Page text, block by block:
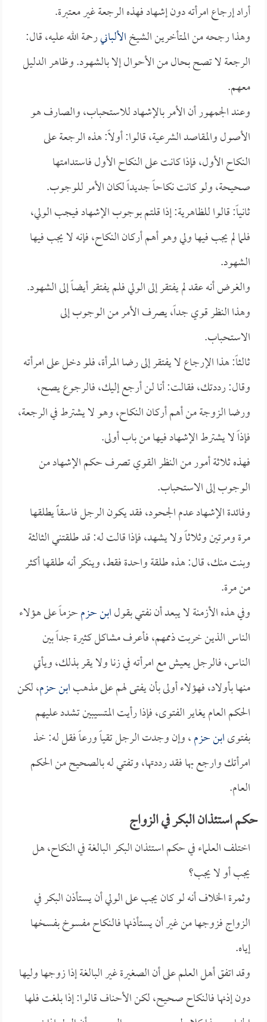
أراد إرجاع امرأته دون إشهاد فهذه الرجعة غير معتبرة.
وهذا رجحه من المتأخرين الشيخالألبانيرحمة الله عليه، قال:
الرجعة لا تصح بحال من الأحوال إلا بالشهود. وظاهر الدليل
معهم.
وعند الجمهور أن الأمر بالإشهاد للاستحباب، والصارف هو
الأصول والمقاصد الشرعية، قالوا: أولاً: هذه الرجعة على
النكاح الأول، فإذا كانت على النكاح الأول فاستدامتها
صحيحة، ولو كانت نكاحاً جديداً لكان الأمر للوجوب.
ثانياً: قالوا للظاهرية: إذا قلتم بوجوب الإشهاد فيجب الولي،
فلما لم يجب فيها ولي وهو أهم أركان النكاح، فإنه لا يجب فيها
الشهود.
والغرض أنه عقد لم يفتقر إلى الولي فلم يفتقر أيضاً إلى الشهود.
وهذا النظر قوي جداً، يصرف الأمر من الوجوب إلى
الاستحباب.
ثالثاً: هذا الإرجاع لا يفتقر إلى رضا المرأة، فلو دخل على امرأته
وقال: رددتك، فقالت: أنا لن أرجع إليك، فالرجوع يصح،
ورضا الزوجة من أهم أركان النكاح، وهو لا يشترط في الرجعة،
فإذاً لا يشترط الإشهاد فيها من باب أولى.
فهذه ثلاثة أمور من النظر القوي تصرف حكم الإشهاد من
الوجوب إلى الاستحباب.
وفائدة الإشهاد عدم الجحود، فقد يكون الرجل فاسقاًً يطلقها
مرة ومرتين وثلاثاً ولا يشهد، فإذا قالت له: قد طلقتني الثالثة
وبنت منك، قال: هذه طلقة واحدة فقط، وينكر أنه طلقها أكثر
من مرة.
وفي هذه الأزمنة لا يبعد أن نفتي بقولابن حزمحزماً على هؤلاء
الناس الذين خربت ذممهم، فأعرف مشاكل كثيرة جداً بين
الناس، فالرجل يعيش مع امرأته في زنا ولا يقر بذلك، ويأتي
منها بأولاد، فهؤلاء أولى بأن يفتى لهم على مذهبابن حزم، لكن
الحكم العام يغاير الفتوى، فإذا رأيت المتسيبين تشدد عليهم
بفتوىابن حزم، وإن وجدت الرجل تقياً ورعاً فقل له: خذ
امرأتك وارجع بها فقد رددتها، وتفتي له بالصحيح من الحكم
العام.
حكم استئذان البكر في الزواج
اختلف العلماء في حكم استئذان البكر البالغة في النكاح، هل
يجب أو لا يجب؟
وثمرة الخلاف أنه لو كان يجب على الولي أن يستأذن البكر في
الزواج فزوجها من غير أن يستأذنها فالنكاح مفسوخ بفسخها
إياه.
وقد اتفق أهل العلم على أن الصغيرة غير البالغة إذا زوجها وليها
دون إذنها فالنكاح صحيح، لكن الأحناف قالوا: إذا بلغت فلها